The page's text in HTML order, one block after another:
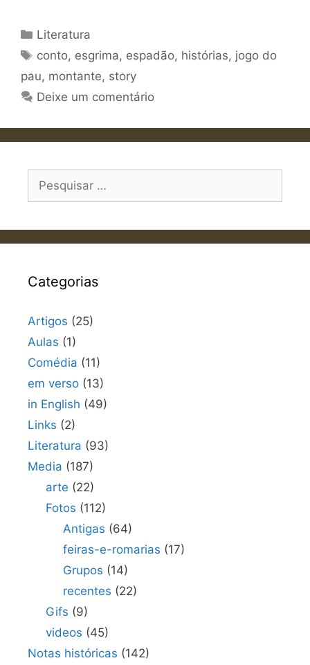
Categorias
Literatura
Etiquetas
conto, esgrima, espadão, histórias, jogo do
pau, montante, story
Deixe um comentário
por:
Categorias
Artigos (25)
Aulas (1)
Comédia (11)
em verso (13)
in English (49)
Links (2)
Literatura (93)
Media (187)
arte (22)
Fotos (112)
Antigas (64)
feiras-e-romarias (17)
Grupos (14)
recentes (22)
Gifs (9)
videos (45)
Notas históricas (142)